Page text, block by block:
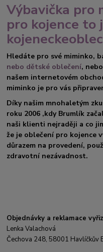
Výbavička pro
pro kojence to
Hledáte pro své miminko,
nebo dětské oblečení,
našem internetovém
miminko je pro vás
Díky našim mnohaletým
roku 2006 ,kdy Brumlík
naši klienti nejraději a co
že je oblečení pro kojence
důrazem na provedení,
zdravotní nezávadnost.
Objednávky a reklamace
Lenka Valachová
Čechova 248, 58001 Havlíčkův